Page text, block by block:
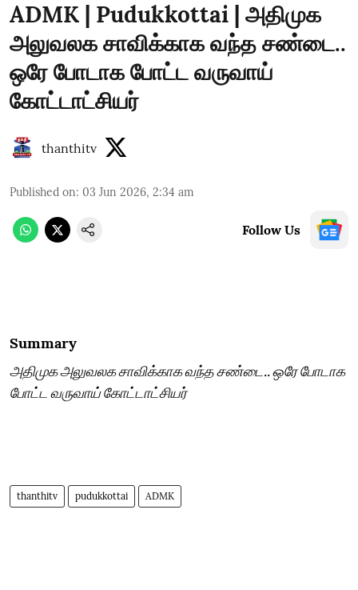
ADMK | Pudukkottai | அதிமுக
அலுவலக சாவிக்காக வந்த சண்டை..
ஒரே போடாக போட்ட வருவாய்
கோட்டாட்சியர்
thanthitv
Published on: 03 Jun 2026, 2:34 am
Follow Us
Summary
அதிமுக அலுவலக சாவிக்காக வந்த சண்டை.. ஒரே போடாக
போட்ட வருவாய் கோட்டாட்சியர்
thanthitv pudukkottai ADMK